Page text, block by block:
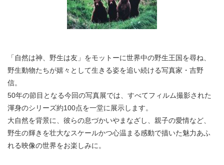
「自然は神、野生は友」をモットーに世界中の野生王国を尋ね、
野生動物たちが嬉々として生きる姿を追い続ける写真家・吉野
信。
50年の節目となる今回の写真展では、すべてフィルム撮影された
渾身のシリーズ約100点を一堂に展示します。
大自然を背景に、彼らの息づかいやまなざし、親子の愛情など、
野生の輝きを壮大なスケールかつ心温まる感動で描いた魅力あふ
れる映像の世界をお楽しみに。